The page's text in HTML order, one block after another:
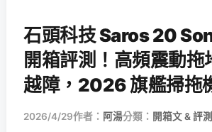
石頭科技 Saros 20
開箱評測！高頻震動
越障，2026 旗艦掃拖
2026/4/29作者： 阿湯分類： 開箱文 & 評測